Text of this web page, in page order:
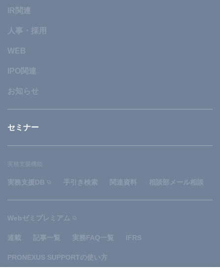
IR関連
人事・採用
WEB
IPO関連
お知らせ
セミナー
実務支援機能
実務支援DB 手引き検索 関連資料 相談部メール相談
Webゼミプレミアム
連載 記事一覧 実務FAQ一覧 IFRS
PRONEXUS SUPPORTの使い方